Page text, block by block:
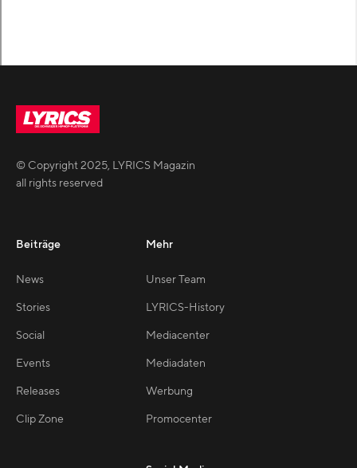
© Copyright2025, LYRICS Magazin
all rights reserved
Beiträge
News
Stories
Social
Events
Releases
Clip Zone
Mehr
Unser Team
LYRICS-History
Mediacenter
Mediadaten
Werbung
Promocenter